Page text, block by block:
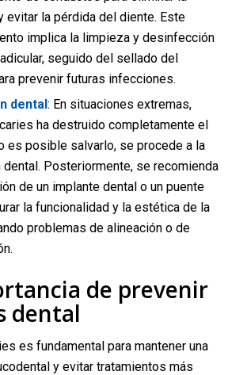
evitar la pérdida del diente. Este
implica la limpieza y desinfección
seguido del sellado del
prevenir futuras infecciones.
dental : En situaciones extremas,
ha destruido completamente el
es posible salvarlo, se procede a la
dental. Posteriormente, se recomienda
de un implante dental o un puente
la funcionalidad y la estética de la
problemas de alineación o de
de prevenir
dental
es fundamental para mantener una
y evitar tratamientos más